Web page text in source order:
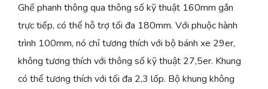
Ghế phanh thông qua thông số kỹ thuật 160mm gắn
trực tiếp, có thể hỗ trợ tối đa 180mm. Với phuộc hành
trình 100mm, nó chỉ tương thích với bộ bánh xe 29er,
không tương thích với thông số kỹ thuật 27,5er. Khung
có thể tương thích với tối đa 2,3 lốp. Bộ khung không